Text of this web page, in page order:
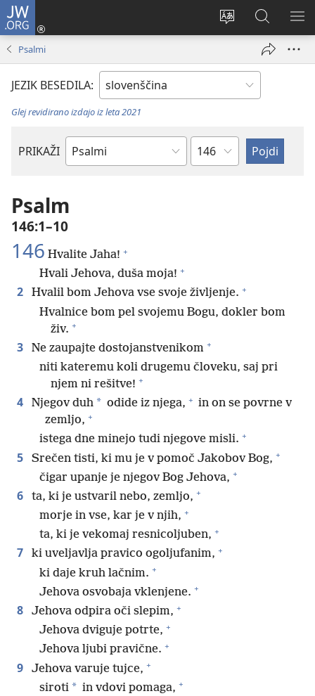
JW.ORG
Spremeni
spletnega
mesta
Prijava
(odpre
Iskanje
po
JW.ORG
Psalmi
JEZIK BESEDILA:
Glej revidirano izdajo iz leta 2021
PRIKAŽI
Po
Poglavje
Psalm
146:1–10
146 Hvalite Jaha! +
Hvali Jehova, duša moja! +
2 Hvalil bom Jehova vse svoje življenje. +
Hvalnice bom pel svojemu Bogu, dokler bom
živ. +
3 Ne zaupajte dostojanstvenikom +
niti kateremu koli drugemu človeku, saj pri
njem ni rešitve! +
4 Njegov duh * odide iz njega, + in on se povrne v
zemljo, +
istega dne minejo tudi njegove misli. +
5 Srečen tisti, ki mu je v pomoč Jakobov Bog, +
čigar upanje je njegov Bog Jehova, +
6 ta, ki je ustvaril nebo, zemljo, +
morje in vse, kar je v njih, +
ta, ki je vekomaj resnicoljuben, +
7 ki uveljavlja pravico ogoljufanim, +
ki daje kruh lačnim. +
Jehova osvobaja vklenjene. +
8 Jehova odpira oči slepim, +
Jehova dviguje potrte, +
Jehova ljubi pravične. +
9 Jehova varuje tujce, +
siroti * in vdovi pomaga, +